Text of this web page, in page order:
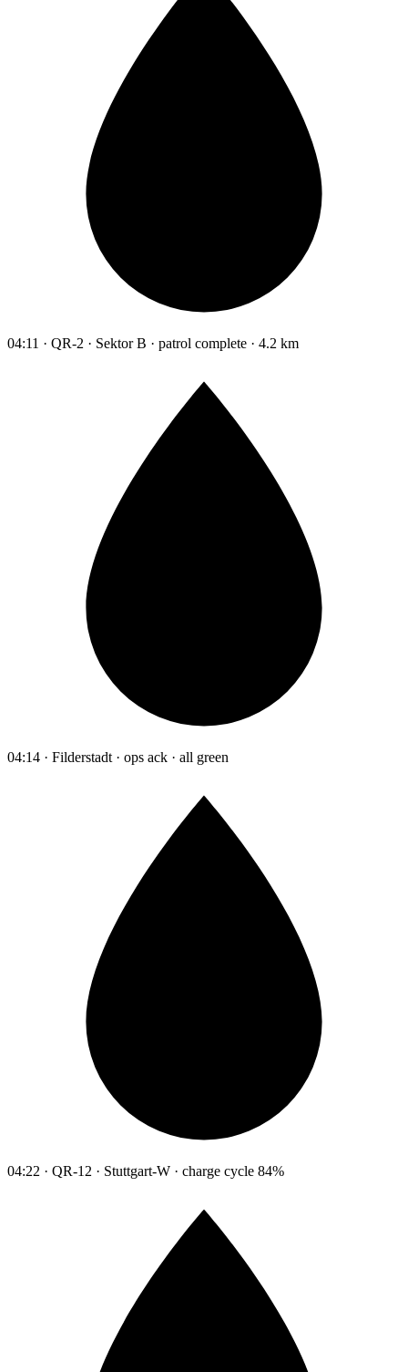
04:11 · QR-2 · Sektor B · patrol complete · 4.2 km
04:14 · Filderstadt · ops ack · all green
04:22 · QR-12 · Stuttgart-W · charge cycle 84%